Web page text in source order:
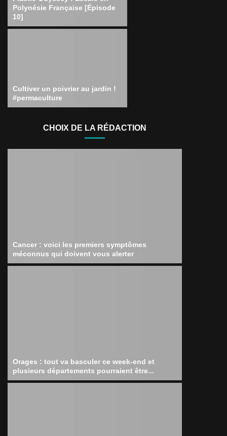
Polynésie Française [Épisode
10]
Cultiver un poivrier au jardin !
#permaculture
CHOIX DE LA RÉDACTION
Cancer : voici les premiers symptômes
méconnus qui doivent vous alerter
Orages : tout va basculer ce week-end et
plusieurs départements pourraient être...